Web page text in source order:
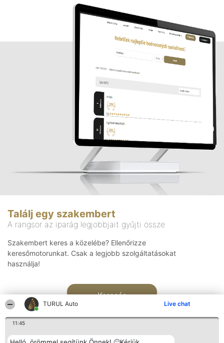
TURUL Auto Live chat
11:45
Találj egy szakembert
A rangsor az iparág legjobbjait gyűjti össze
Szakembert keres a közelébe? Ellenőrizze
keresőmotorunkat. Csak a legjobb szolgáltatásokat
használja!
Keresés